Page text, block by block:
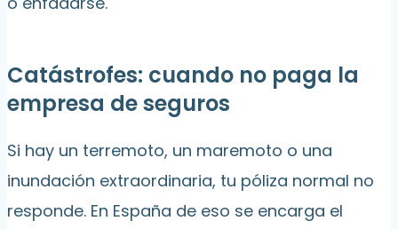
Catástrofes: cuando no paga la
empresa de seguros
Si hay un terremoto, un maremoto o una
inundación extraordinaria, tu póliza normal no
responde. En España de eso se encarga el